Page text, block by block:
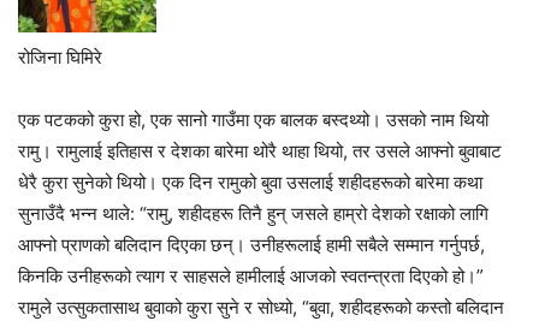
रोजिना घिमिरे
एक पटकको कुरा हो, एक सानो गाउँमा एक बालक बस्दथ्यो। उसको नाम थियो
रामु। रामुलाई इतिहास र देशका बारेमा थोरै थाहा थियो, तर उसले आफ्नो बुवाबाट
धेरै कुरा सुनेको थियो। एक दिन रामुको बुवा उसलाई शहीदहरूको बारेमा कथा
सुनाउँदै भन्न थाले: “रामु, शहीदहरू तिनै हुन् जसले हाम्रो देशको रक्षाको लागि
आफ्नो प्राणको बलिदान दिएका छन्। उनीहरूलाई हामी सबैले सम्मान गर्नुपर्छ,
किनकि उनीहरूको त्याग र साहसले हामीलाई आजको स्वतन्त्रता दिएको हो।”
रामुले उत्सुकतासाथ बुवाको कुरा सुने र सोध्यो, “बुवा, शहीदहरूको कस्तो बलिदान